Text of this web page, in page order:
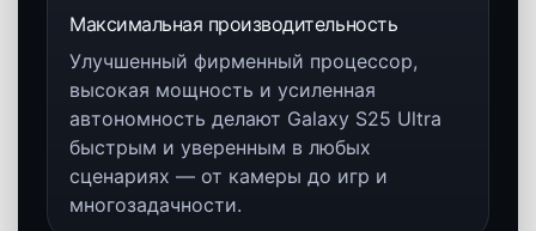
Titanium Pink Gold
Титановый розовое золото
Страница цвета